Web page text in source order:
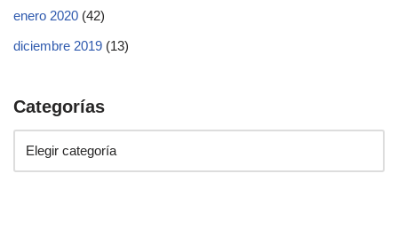
enero 2020 (42)
diciembre 2019 (13)
Categorías